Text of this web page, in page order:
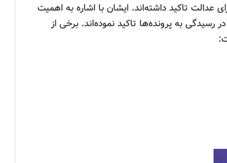
عدالت تاکید داشته‌اند. ایشان با اشاره به اهمیت
به پرونده‌ها تاکید نموده‌اند. برخی از